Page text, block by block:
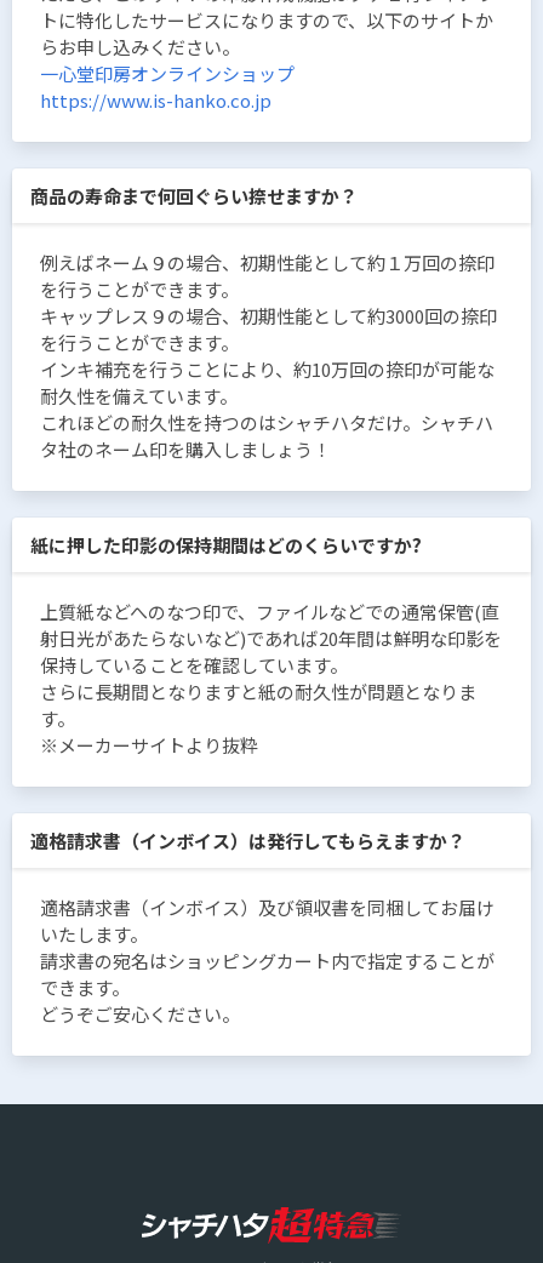
トに特化したサービスになりますので、以下のサイトか
らお申し込みください。
一心堂印房オンラインショップ
https://www.is-hanko.co.jp
商品の寿命まで何回ぐらい捺せますか？
例えばネーム９の場合、初期性能として約１万回の捺印
を行うことができます。
キャップレス９の場合、初期性能として約3000回の捺印
を行うことができます。
インキ補充を行うことにより、約10万回の捺印が可能な
耐久性を備えています。
これほどの耐久性を持つのはシャチハタだけ。シャチハ
タ社のネーム印を購入しましょう！
紙に押した印影の保持期間はどのくらいですか?
上質紙などへのなつ印で、ファイルなどでの通常保管(直
射日光があたらないなど)であれば20年間は鮮明な印影を
保持していることを確認しています。
さらに長期間となりますと紙の耐久性が問題となりま
す。
※メーカーサイトより抜粋
適格請求書（インボイス）は発行してもらえますか？
適格請求書（インボイス）及び領収書を同梱してお届け
いたします。
請求書の宛名はショッピングカート内で指定することが
できます。
どうぞご安心ください。